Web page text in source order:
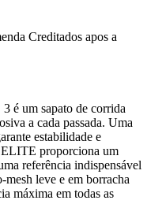
Creditados apos a
é um sapato de corrida
a cada passada. Uma
estabilidade e
proporciona um
referência indispensável
leve e em borracha
máxima em todas as